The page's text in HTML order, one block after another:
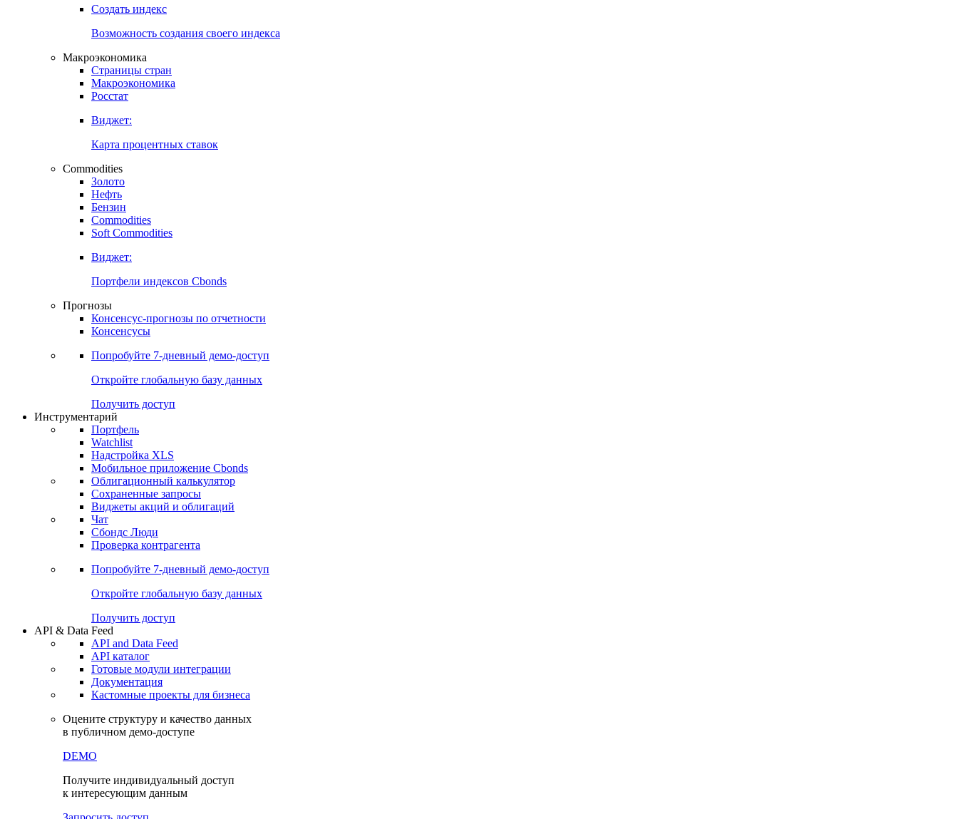
Создать индекс
Возможность создания своего индекса
Макроэкономика
Страницы стран
Макроэкономика
Росстат
Виджет:
Карта процентных ставок
Commodities
Золото
Нефть
Бензин
Commodities
Soft Commodities
Виджет:
Портфели индексов Cbonds
Прогнозы
Консенсус-прогнозы по отчетности
Консенсусы
Попробуйте 7-дневный демо-доступ
Откройте глобальную базу данных
Получить доступ
Инструментарий
Портфель
Watchlist
Надстройка XLS
Мобильное приложение Cbonds
Облигационный калькулятор
Сохраненные запросы
Виджеты акций и облигаций
Чат
Сбондс Люди
Проверка контрагента
Попробуйте 7-дневный демо-доступ
Откройте глобальную базу данных
Получить доступ
API & Data Feed
API and Data Feed
API каталог
Готовые модули интеграции
Документация
Кастомные проекты для бизнеса
Оцените структуру и качество данных
в публичном демо-доступе
DEMO
Получите индивидуальный доступ
к интересующим данным